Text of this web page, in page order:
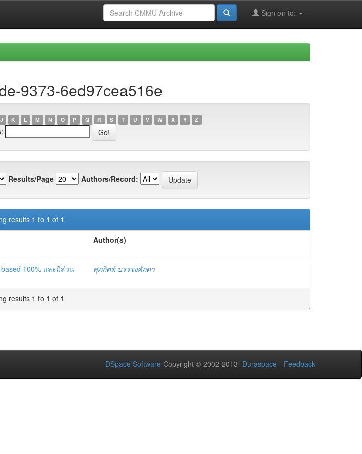
Sign on to:
9373-6ed97cea516e
J K L M N O P Q R S T U V W X Y Z
Results/Page Authors/Record:
results 1 to 1 of 1
Author(s)
100% และมีส่วน
ศุภกิตต์ บรรจงศักดา
results 1 to 1 of 1
DSpace Software Copyright © 2002-2013 Duraspace - Feedback